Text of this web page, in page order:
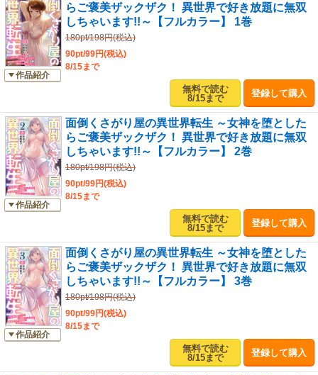
作品紹介
らご褒美ザックザク！ 異世界で好き放題に無双
しちゃいます!!～【フルカラー】 1巻
180pt/198円(税込)
90pt/99円(税込)
8/15まで
無料で読む
8/15まで
登録して購入
作品紹介
面倒くさがり屋の異世界転生 ～女神を堕とした
らご褒美ザックザク！ 異世界で好き放題に無双
しちゃいます!!～【フルカラー】 2巻
180pt/198円(税込)
90pt/99円(税込)
8/15まで
無料で読む
8/15まで
登録して購入
作品紹介
面倒くさがり屋の異世界転生 ～女神を堕とした
らご褒美ザックザク！ 異世界で好き放題に無双
しちゃいます!!～【フルカラー】 3巻
180pt/198円(税込)
90pt/99円(税込)
8/15まで
無料で読む
8/15まで
登録して購入